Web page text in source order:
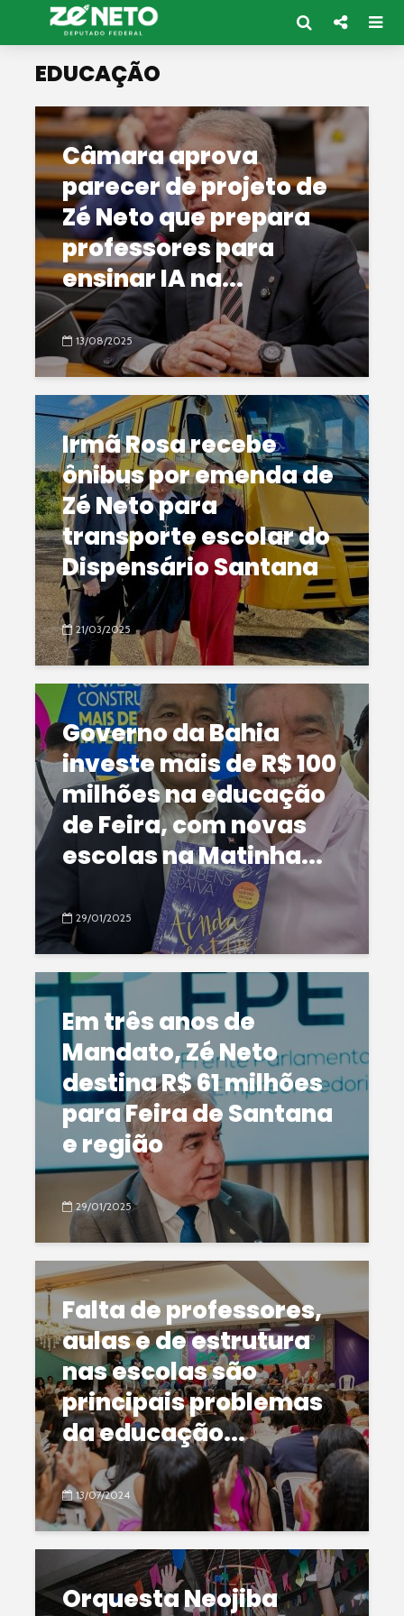
EDUCAÇÃO
Câmara aprova
parecer de projeto de
Zé Neto que prepara
professores para
ensinar IA na...
13/08/2025
Irmã Rosa recebe
ônibus por emenda de
Zé Neto para
transporte escolar do
Dispensário Santana
21/03/2025
Governo da Bahia
investe mais de R$ 100
milhões na educação
de Feira, com novas
escolas na Matinha...
29/01/2025
Em três anos de
Mandato, Zé Neto
destina R$ 61 milhões
para Feira de Santana
e região
29/01/2025
Falta de professores,
aulas e de estrutura
nas escolas são
principais problemas
da educação...
13/07/2024
Orquesta Neojiba